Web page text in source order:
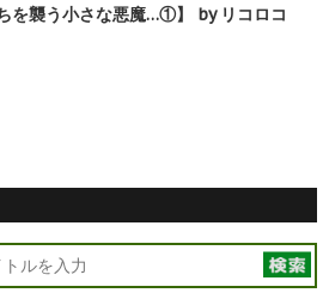
を襲う小さな悪魔…①】 by リコロコ